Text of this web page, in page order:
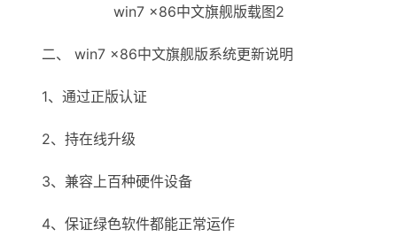
win7 x86中文旗舰版载图2
二、 win7 x86中文旗舰版系统更新说明
1、通过正版认证
2、持在线升级
3、兼容上百种硬件设备
4、保证绿色软件都能正常运作